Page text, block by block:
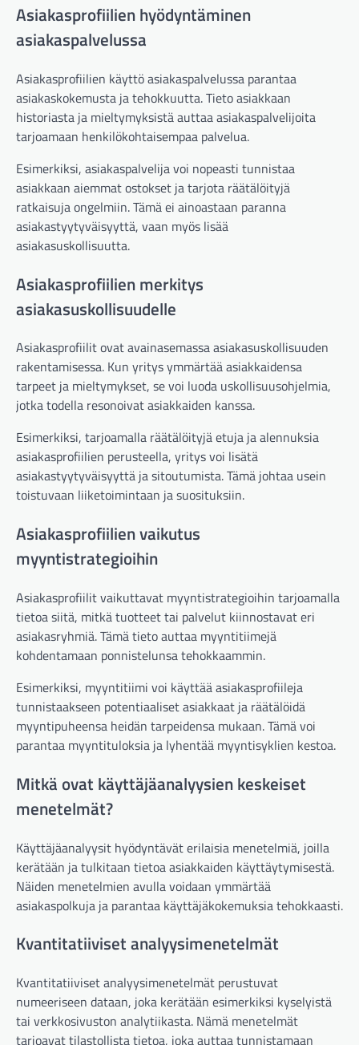
Asiakasprofiilien hyödyntäminen
asiakaspalvelussa
Asiakasprofiilien käyttö asiakaspalvelussa parantaa
asiakaskokemusta ja tehokkuutta. Tieto asiakkaan
historiasta ja mieltymyksistä auttaa asiakaspalvelijoita
tarjoamaan henkilökohtaisempaa palvelua.
Esimerkiksi, asiakaspalvelija voi nopeasti tunnistaa
asiakkaan aiemmat ostokset ja tarjota räätälöityjä
ratkaisuja ongelmiin. Tämä ei ainoastaan paranna
asiakastyytyväisyyttä, vaan myös lisää
asiakasuskollisuutta.
Asiakasprofiilien merkitys
asiakasuskollisuudelle
Asiakasprofiilit ovat avainasemassa asiakasuskollisuuden
rakentamisessa. Kun yritys ymmärtää asiakkaidensa
tarpeet ja mieltymykset, se voi luoda uskollisuusohjelmia,
jotka todella resonoivat asiakkaiden kanssa.
Esimerkiksi, tarjoamalla räätälöityjä etuja ja alennuksia
asiakasprofiilien perusteella, yritys voi lisätä
asiakastyytyväisyyttä ja sitoutumista. Tämä johtaa usein
toistuvaan liiketoimintaan ja suosituksiin.
Asiakasprofiilien vaikutus
myyntistrategioihin
Asiakasprofiilit vaikuttavat myyntistrategioihin tarjoamalla
tietoa siitä, mitkä tuotteet tai palvelut kiinnostavat eri
asiakasryhmiä. Tämä tieto auttaa myyntitiimejä
kohdentamaan ponnistelunsa tehokkaammin.
Esimerkiksi, myyntitiimi voi käyttää asiakasprofiileja
tunnistaakseen potentiaaliset asiakkaat ja räätälöidä
myyntipuheensa heidän tarpeidensa mukaan. Tämä voi
parantaa myyntituloksia ja lyhentää myyntisyklien kestoa.
Mitkä ovat käyttäjäanalyysien keskeiset
menetelmät?
Käyttäjäanalyysit hyödyntävät erilaisia menetelmiä, joilla
kerätään ja tulkitaan tietoa asiakkaiden käyttäytymisestä.
Näiden menetelmien avulla voidaan ymmärtää
asiakaspolkuja ja parantaa käyttäjäkokemuksia tehokkaasti.
Kvantitatiiviset analyysimenetelmät
Kvantitatiiviset analyysimenetelmät perustuvat
numeeriseen dataan, joka kerätään esimerkiksi kyselyistä
tai verkkosivuston analytiikasta. Nämä menetelmät
tarjoavat tilastollista tietoa, joka auttaa tunnistamaan